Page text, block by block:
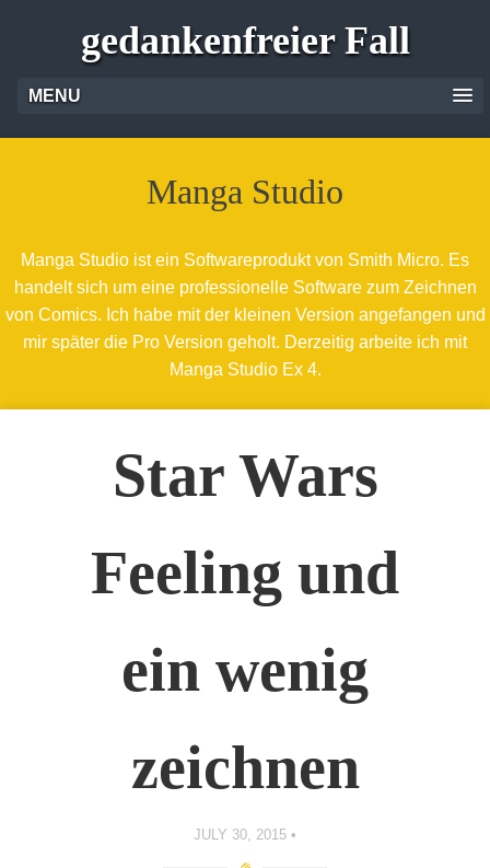
gedankenfreier Fall
MENU
Manga Studio
Manga Studio ist ein Softwareprodukt von Smith Micro. Es
handelt sich um eine professionelle Software zum Zeichnen
von Comics. Ich habe mit der kleinen Version angefangen und
mir später die Pro Version geholt. Derzeitig arbeite ich mit
Manga Studio Ex 4.
Star Wars
Feeling und
ein wenig
zeichnen
JULY 30, 2015